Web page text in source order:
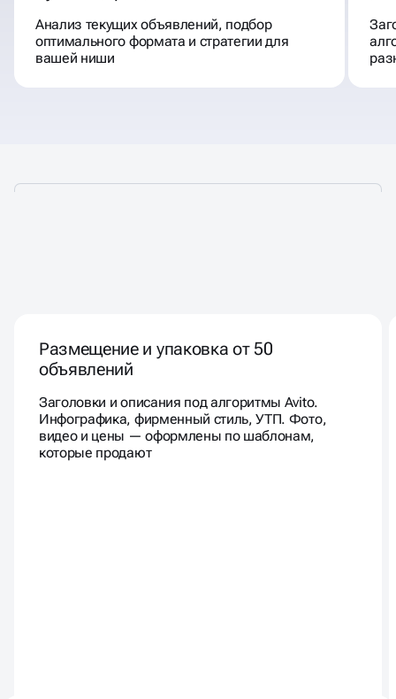
Анализ текущих объявлений, подбор
оптимального формата и стратегии для
вашей ниши
Размещение и упаковка от 50
объявлений
Заголовки и описания под алгоритмы Avito.
Инфографика, фирменный стиль, УТП. Фото,
видео и цены — оформлены по шаблонам,
которые продают